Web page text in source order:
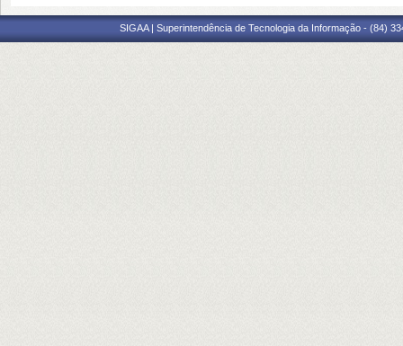
SIGAA | Superintendência de Tecnologia da Informação - (84)